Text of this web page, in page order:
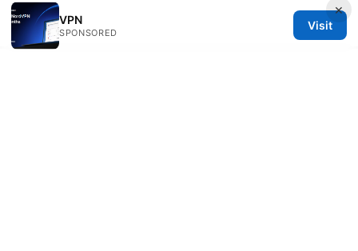
×
VPN
SPONSORED
Visit